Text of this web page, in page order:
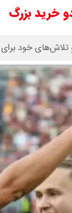
خرید بزرگ
و تلاش‌های خود